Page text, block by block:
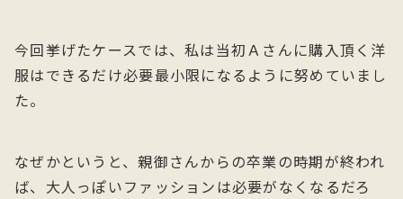
今回挙げたケースでは、私は当初Ａさんに購入頂く洋
服はできるだけ必要最小限になるように努めていまし
た。
なぜかというと、親御さんからの卒業の時期が終われ
ば、大人っぽいファッションは必要がなくなるだろ